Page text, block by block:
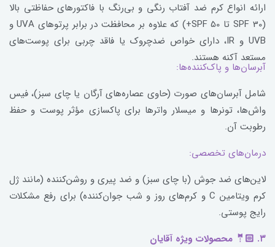
ارائه انواع کرم ضد آفتاب رنگی و بی‌رنگ با فاکتورهای حفاظتی بالا
(SPF 30 تا SPF 50+) که علاوه بر محافظت در برابر پرتوهای UVA و
UVB و IR، دارای خواص ضدچروک یا فاقد چربی برای پوست‌های
مستعد آکنه هستند.
آبرسان‌ها و پاک‌کننده‌ها:
شامل آبرسان‌های صورت (حاوی عصاره‌های آرگان یا چای سبز)، فیس
واش‌ها، تونرها و میسلار واترها برای پاکسازی مؤثر پوست و حفظ
رطوبت آن.
درمان‌های تخصصی:
لاین‌های ضد جوش (با چای سبز) و ضد پیری و روشن‌کننده (مانند ژل
کرم ویتامین C و کرم‌های روز و شب جوان‌کننده) برای رفع مشکلات
رایج پوستی.
۳. 🤵🏻 محصولات ویژه آقایان